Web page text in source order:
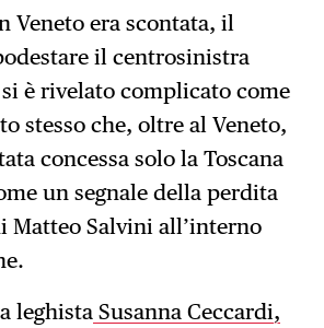
Veneto era scontata, il
il centrosinistra
è rivelato complicato come
stesso che, oltre al Veneto,
concessa solo la Toscana
un segnale della perdita
Matteo Salvini all’interno
leghista Susanna Ceccardi,